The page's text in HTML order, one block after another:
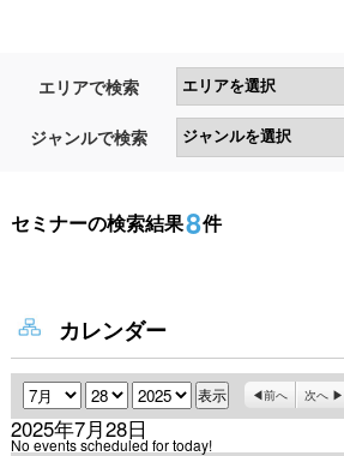
研修・ツアーに参加
エリアで検索
ジャンルで検索
セミナーの検索結果8件
カレンダー
月 日 年 前へ 次へ
2025年7月28日
No events scheduled for today!